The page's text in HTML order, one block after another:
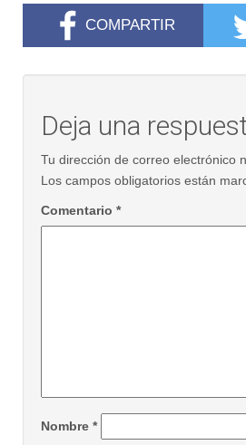
COMPARTIR
Deja una
Tu dirección de correo electrónico
Los campos obligatorios están
Comentario *
Nombre *